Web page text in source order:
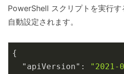
PowerShell スクリプトを実行
自動設定されます。
{
"apiVersion" : "2021-